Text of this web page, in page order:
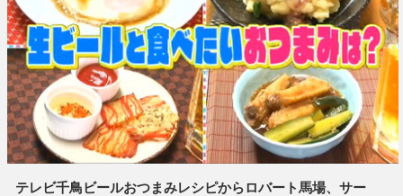
テレビ千鳥ビールおつまみレシピからロバート馬場、サー